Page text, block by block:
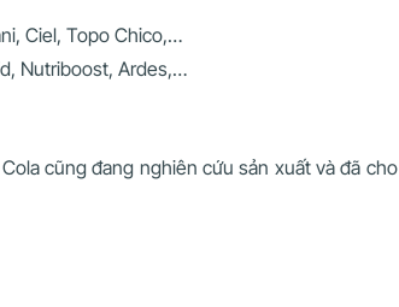
Ciel, Topo Chico,…
Nutriboost, Ardes,…
cũng đang nghiên cứu sản xuất và đã